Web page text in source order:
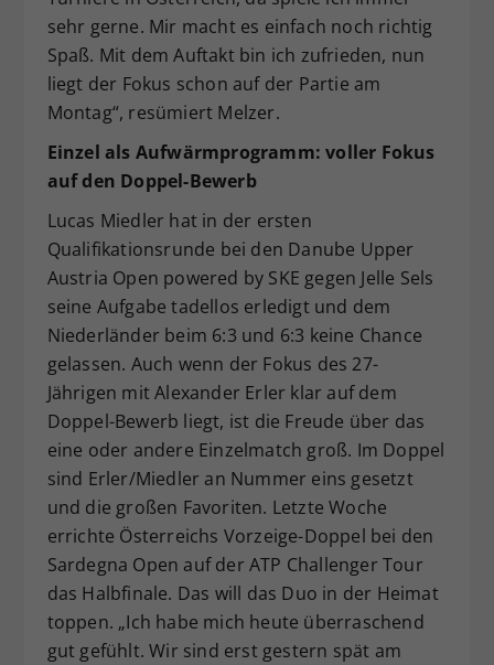
sehr gerne. Mir macht es einfach noch richtig
Spaß. Mit dem Auftakt bin ich zufrieden, nun
liegt der Fokus schon auf der Partie am
Montag“, resümiert Melzer.
Einzel als Aufwärmprogramm: voller Fokus
auf den Doppel-Bewerb
Lucas Miedler hat in der ersten
Qualifikationsrunde bei den Danube Upper
Austria Open powered by SKE gegen Jelle Sels
seine Aufgabe tadellos erledigt und dem
Niederländer beim 6:3 und 6:3 keine Chance
gelassen. Auch wenn der Fokus des 27-
Jährigen mit Alexander Erler klar auf dem
Doppel-Bewerb liegt, ist die Freude über das
eine oder andere Einzelmatch groß. Im Doppel
sind Erler/Miedler an Nummer eins gesetzt
und die großen Favoriten. Letzte Woche
errichte Österreichs Vorzeige-Doppel bei den
Sardegna Open auf der ATP Challenger Tour
das Halbfinale. Das will das Duo in der Heimat
toppen. „Ich habe mich heute überraschend
gut gefühlt. Wir sind erst gestern spät am